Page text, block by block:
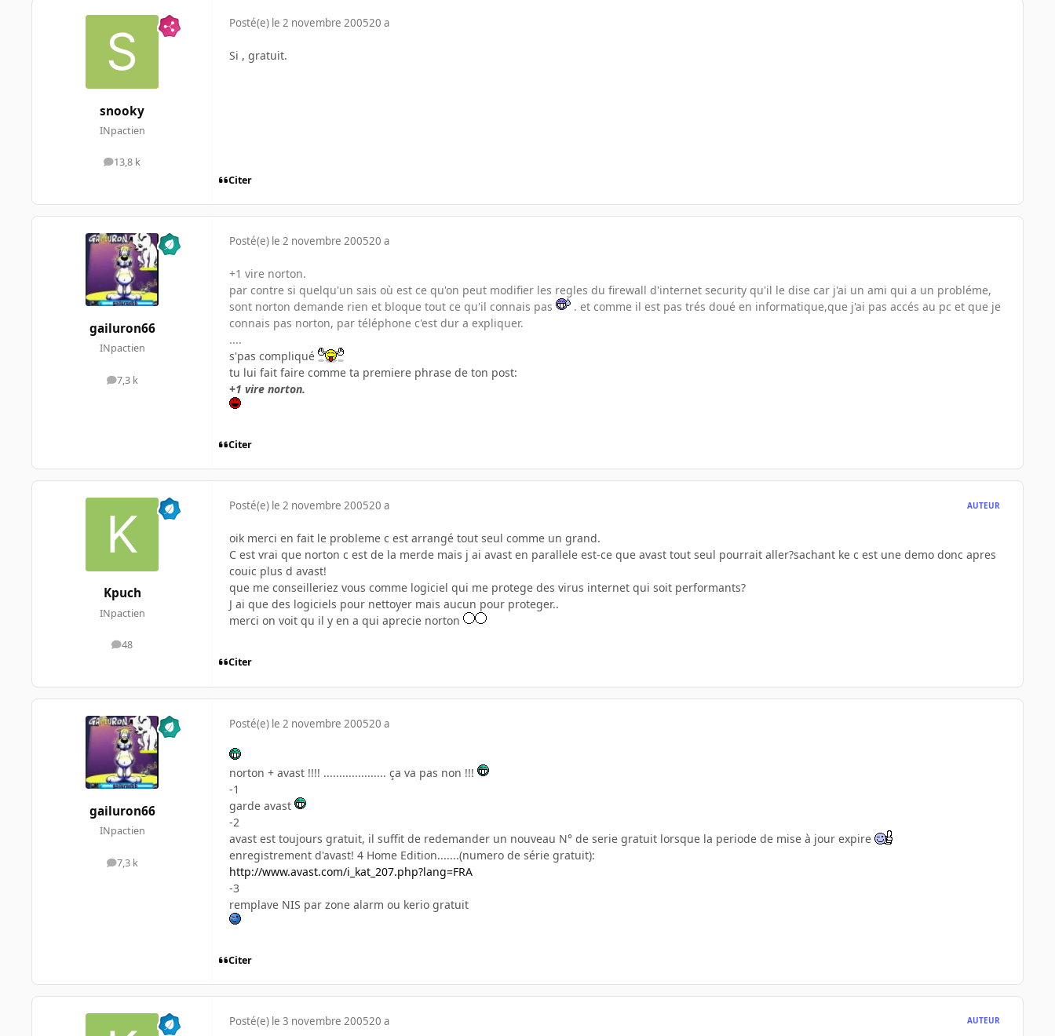
snooky
INpactien
13,8 k
messages
Posté(e) le 2 novembre 200520 a
Si , gratuit.
Citer
gailuron66
INpactien
7,3 k
messages
Posté(e) le 2 novembre 200520 a
+1 vire norton.
par contre si quelqu'un sais où est ce qu'on peut modifier les regles du firewall d'internet security qu'il le dise car j'ai un ami qui a un probléme,
sont norton demande rien et bloque tout ce qu'il connais pas
. et comme il est pas trés doué en informatique,que j'ai pas accés au pc et que je
connais pas norton, par téléphone c'est dur a expliquer.
....
s'pas compliqué
tu lui fait faire comme ta premiere phrase de ton post:
+1 vire norton.
Citer
Kpuch
INpactien
48
messages
Posté(e) le 2 novembre 200520 a AUTEUR
oik merci en fait le probleme c est arrangé tout seul comme un grand.
C est vrai que norton c est de la merde mais j ai avast en parallele est-ce que avast tout seul pourrait aller?sachant ke c est une demo donc apres
couic plus d avast!
que me conseilleriez vous comme logiciel qui me protege des virus internet qui soit performants?
J ai que des logiciels pour nettoyer mais aucun pour proteger..
merci on voit qu il y en a qui aprecie norton
Citer
gailuron66
INpactien
7,3 k
messages
Posté(e) le 2 novembre 200520 a
norton + avast !!!! .................... ça va pas non !!!
-1
garde avast
-2
avast est toujours gratuit, il suffit de redemander un nouveau N° de serie gratuit lorsque la periode de mise à jour expire
enregistrement d'avast! 4 Home Edition.......(numero de série gratuit):
http://www.avast.com/i_kat_207.php?lang=FRA
-3
remplave NIS par zone alarm ou kerio gratuit
Citer
Posté(e) le 3 novembre 200520 a AUTEUR